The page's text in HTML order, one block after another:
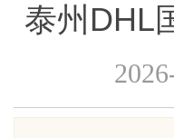
泰州DHL